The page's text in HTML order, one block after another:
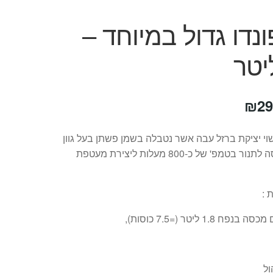
גדול במיוחד –
₪
הוא:
יציקת ברזל עבה אשר נטבלה בשמן פשתן בעל גוון
שחור והוכנסה לתנור בטמפ' של כ-800 מעלות ליצירת מעטפת
:
1.8 ליטר (=7.5 כוסות),